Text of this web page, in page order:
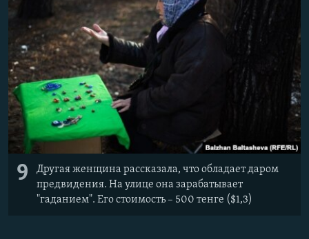
9
Другая женщина рассказала, что обладает даром
предвидения. На улице она зарабатывает
"гаданием". Его стоимость – 500 тенге ($1,3)